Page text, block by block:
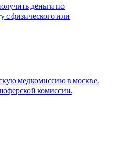
деньги по
с физического или
медкомиссию в москве.
комиссии.